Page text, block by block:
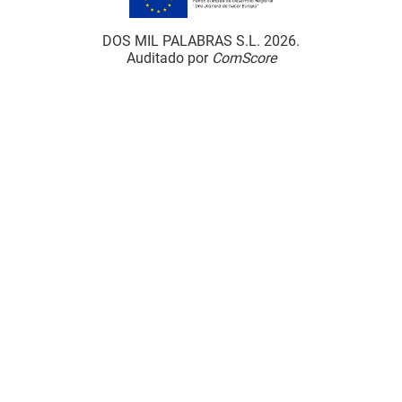
DOS MIL PALABRAS S.L. 2026.
Auditado por ComScore